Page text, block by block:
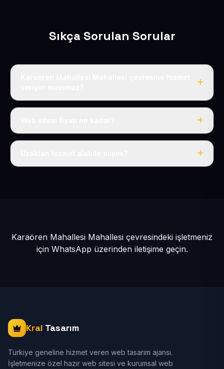
Sıkça Sorulan Sorular
Evet, Karaören Mahallesi dahil tüm Tomarza ve
Tek fiyat: yılda 50 USD + KDV, her şey dahil.
Karaören Mahallesi Mahallesi çevresindeki işletmeniz
için WhatsApp üzerinden iletişime geçin.
Kral Tasarım
Türkiye geneline hizmet veren web tasarım ajansı.
İşletmenize özel hazır web sitesi ve kurumsal web